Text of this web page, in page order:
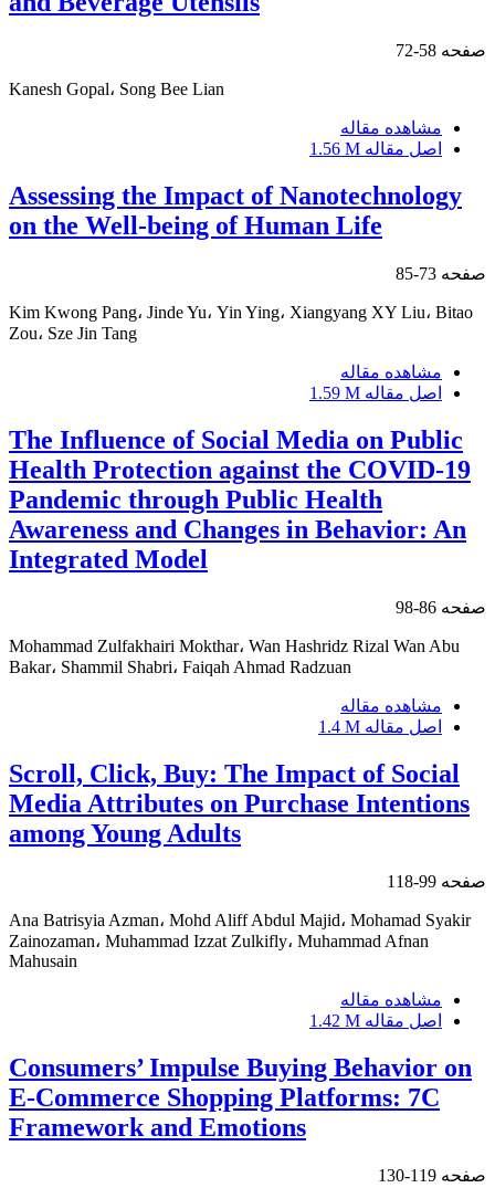
صفحه 58-72
Kanesh Gopal، Song Bee Lian
مشاهده مقاله
اصل مقاله 1.56 M
Assessing the Impact of Nanotechnology
on the Well-being of Human Life
صفحه 73-85
Kim Kwong Pang، Jinde Yu، Yin Ying، Xiangyang XY Liu، Bitao
Zou، Sze Jin Tang
مشاهده مقاله
اصل مقاله 1.59 M
The Influence of Social Media on Public
Health Protection against the COVID-19
Pandemic through Public Health
Awareness and Changes in Behavior: An
Integrated Model
صفحه 86-98
Mohammad Zulfakhairi Mokthar، Wan Hashridz Rizal Wan Abu
Bakar، Shammil Shabri، Faiqah Ahmad Radzuan
مشاهده مقاله
اصل مقاله 1.4 M
Scroll, Click, Buy: The Impact of Social
Media Attributes on Purchase Intentions
among Young Adults
صفحه 99-118
Ana Batrisyia Azman، Mohd Aliff Abdul Majid، Mohamad Syakir
Zainozaman، Muhammad Izzat Zulkifly، Muhammad Afnan
Mahusain
مشاهده مقاله
اصل مقاله 1.42 M
Consumers’ Impulse Buying Behavior on
E-Commerce Shopping Platforms: 7C
Framework and Emotions
صفحه 119-130